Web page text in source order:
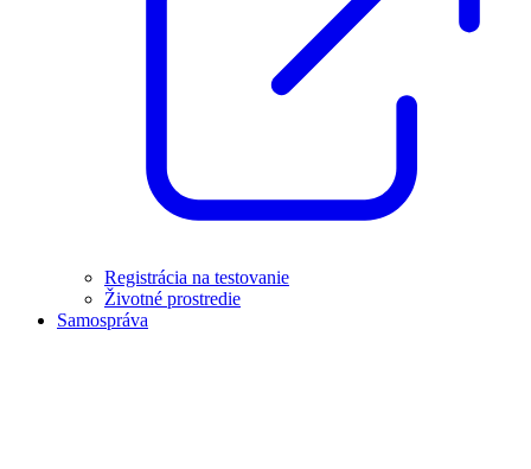
Registrácia na testovanie
Životné prostredie
Samospráva